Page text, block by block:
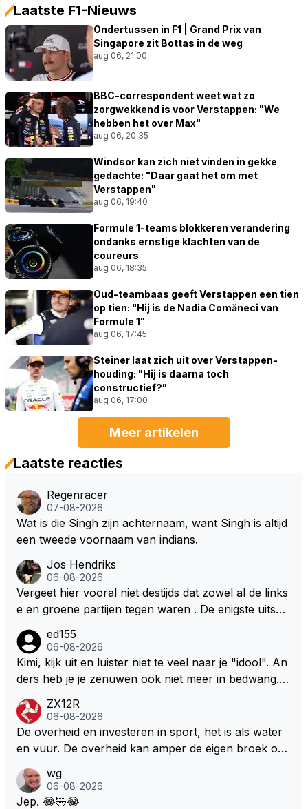
Laatste F1-Nieuws
Ondertussen in F1 | Grand Prix van
Singapore zit Bottas in de weg
aug 06, 21:00
BBC-correspondent weet wat zo
zorgwekkend is voor Verstappen: "We
hebben het over Max"
aug 06, 20:35
Windsor kan zich niet vinden in gekke
gedachte: "Daar gaat het om met
Verstappen"
aug 06, 19:40
Formule 1-teams blokkeren verandering
ondanks ernstige klachten van de
coureurs
aug 06, 18:35
Oud-teambaas geeft Verstappen een tien
op tien: "Hij is de Nadia Comăneci van
Formule 1"
aug 06, 17:45
Steiner laat zich uit over Verstappen-
houding: "Hij is daarna toch
constructief?"
aug 06, 17:00
Meer artikelen
Laatste reacties
Regenracer
07-08-2026
Wat is die Singh zijn achternaam, want Singh is altijd
een tweede voornaam van indians.
Jos Hendriks
06-08-2026
Vergeet hier vooral niet destijds dat zowel al de links
e en groene partijen tegen waren . De enigste uitspr
over dan kunnen ze hun eigen uitlaat gassen inade
men maar niet wetende was dat de F1 motor schone
r is dan een normale auto. Dus denk echt niet dat de
ters zullen steunen laat staan om een euro in het cir
cuit Zandvoort te steken
ed155
06-08-2026
Kimi, kijk uit en luister niet te veel naar je "idool". An
ders heb je je zenuwen ook niet meer in bedwang. Zi
Marquez/Jos ? Veel gezelliger
ZX12R
06-08-2026
De overheid en investeren in sport, het is als water
en vuur. De overheid kan amper de eigen broek oph
s. Je kunt de Staat het best vergelijken met de sherif
f van Nottinghem (Robin Hood) welk achter de bom
wg
06-08-2026
Jep. 😂🤣😂